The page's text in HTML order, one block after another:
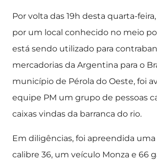
Por volta das 19h desta quarta-feira,
por um local conhecido no meio
está sendo utilizado para
mercadorias da Argentina para o
município de Pérola do Oeste, foi
equipe PM um grupo de pessoas
caixas vindas da barranca do rio.
Em diligências, foi apreendida
calibre 36, um veículo Monza e 66